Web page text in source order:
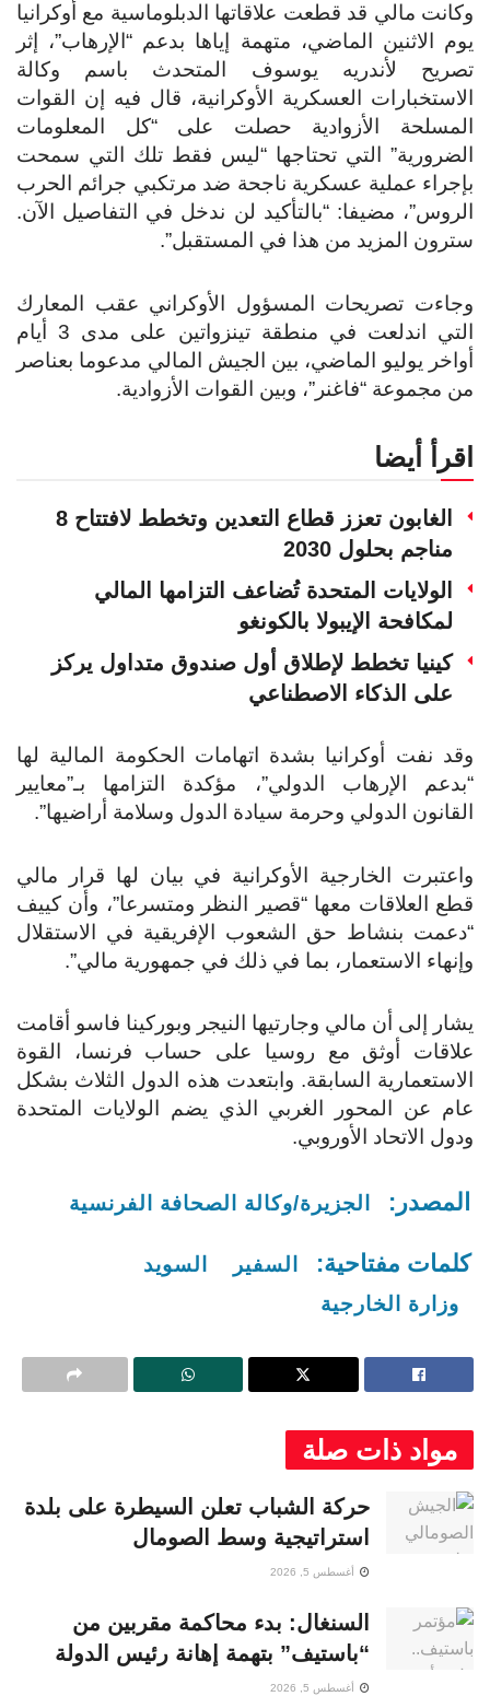
وكانت مالي قد قطعت علاقاتها الدبلوماسية مع أوكرانيا
يوم الاثنين الماضي، متهمة إياها بدعم “الإرهاب”، إثر
تصريح لأندريه يوسوف المتحدث باسم وكالة
الاستخبارات العسكرية الأوكرانية، قال فيه إن القوات
المسلحة الأزوادية حصلت على “كل المعلومات
الضرورية” التي تحتاجها “ليس فقط تلك التي سمحت
بإجراء عملية عسكرية ناجحة ضد مرتكبي جرائم الحرب
الروس”، مضيفا: “بالتأكيد لن ندخل في التفاصيل الآن.
سترون المزيد من هذا في المستقبل”.
وجاءت تصريحات المسؤول الأوكراني عقب المعارك
التي اندلعت في منطقة تينزواتين على مدى 3 أيام
أواخر يوليو الماضي، بين الجيش المالي مدعوما بعناصر
من مجموعة “فاغنر”، وبين القوات الأزوادية.
اقرأ أيضا
الغابون تعزز قطاع التعدين وتخطط لافتتاح 8
مناجم بحلول 2030
الولايات المتحدة تُضاعف التزامها المالي
لمكافحة الإيبولا بالكونغو
كينيا تخطط لإطلاق أول صندوق متداول يركز
على الذكاء الاصطناعي
وقد نفت أوكرانيا بشدة اتهامات الحكومة المالية لها
“بدعم الإرهاب الدولي”، مؤكدة التزامها بـ”معايير
القانون الدولي وحرمة سيادة الدول وسلامة أراضيها”.
واعتبرت الخارجية الأوكرانية في بيان لها قرار مالي
قطع العلاقات معها “قصير النظر ومتسرعا”، وأن كييف
“دعمت بنشاط حق الشعوب الإفريقية في الاستقلال
وإنهاء الاستعمار، بما في ذلك في جمهورية مالي”.
يشار إلى أن مالي وجارتيها النيجر وبوركينا فاسو أقامت
علاقات أوثق مع روسيا على حساب فرنسا، القوة
الاستعمارية السابقة. وابتعدت هذه الدول الثلاث بشكل
عام عن المحور الغربي الذي يضم الولايات المتحدة
ودول الاتحاد الأوروبي.
المصدر: الجزيرة/وكالة الصحافة الفرنسية
كلمات مفتاحية: السفير
السويد
وزارة الخارجية
مواد ذات صلة
حركة الشباب تعلن السيطرة على بلدة
استراتيجية وسط الصومال
أغسطس 5, 2026
السنغال: بدء محاكمة مقربين من
“باستيف” بتهمة إهانة رئيس الدولة
أغسطس 5, 2026